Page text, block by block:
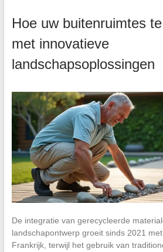
Hoe uw buitenruimtes
met innovatieve
landschapsoplossingen
De integratie van gerecycleerde
landschapontwerp groeit sinds 2021
Frankrijk, terwijl het gebruik van